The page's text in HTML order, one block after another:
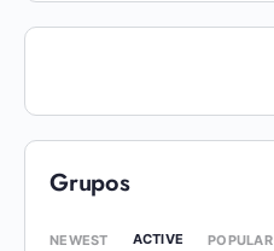
Grupos
NEWEST ACTIVE POPULAR